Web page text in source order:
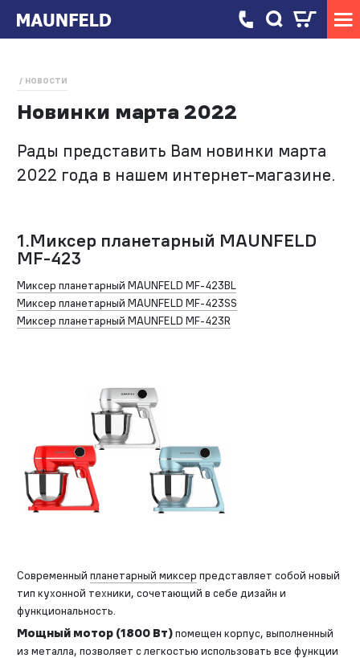
НОВОСТИ
Новинки марта 2022
Рады представить Вам новинки марта
2022 года в нашем интернет-магазине.
1.Миксер планетарный MAUNFELD
MF-423
Миксер планетарный MAUNFELD MF-423BL
Миксер планетарный MAUNFELD MF-423SS
Миксер планетарный MAUNFELD MF-423R
Современный планетарный миксер представляет собой новый
тип кухонной техники, сочетающий в себе дизайн и
функциональность.
Мощный мотор (1800 Вт)помещен корпус, выполненный
из металла, позволяет с легкостью использовать все функции